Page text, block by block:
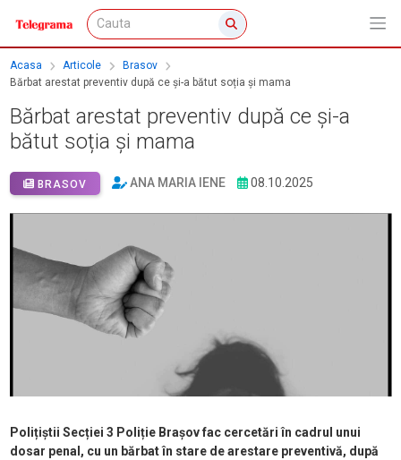
Acasa Articole
Brasov
Bărbat arestat preventiv după ce și-a bătut soția și mama
Bărbat arestat preventiv după ce și-a
bătut soția și mama
BRASOV ANA MARIA IENE 08.10.2025
Polițiștii Secției 3 Poliție Brașov fac cercetări în cadrul unui
dosar penal, cu un bărbat în stare de arestare preventivă, după